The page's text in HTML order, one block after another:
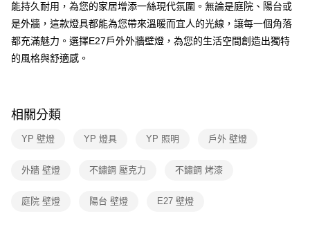
【關於「AFTEE先享後付」】
AFTEE先享後付是「在收到商品之後才付款」的支付方式。 讓您購物簡單
便利好安心！
１．簡單：不需註冊會員、不需綁卡、不需儲值。
２．便利：只要手機號碼，簡訊認證，即可結帳。
結帳頁面，進行簡訊認證並確認金額後，即可完成結帳。
３．收到繳費通知簡訊後14天內，點擊此簡訊中的連結，可透過四大超商／
※ 請注意：結帳手續完成當下不需立刻繳費，但若您需要取消訂單，請聯絡
※ 交易是否成功請以「AFTEE先享後付 」之結帳頁面顯示為準，若有關於
能持久耐用，為您的家居增添一絲現代氛圍。無論是庭院、陽台或
是外牆，這款燈具都能為您帶來溫暖而宜人的光線，讓每一個角落
都充滿魅力。選擇E27戶外外牆壁燈，為您的生活空間創造出獨特
的風格與舒適感。
相關分類
YP 壁燈 YP 燈具 YP 照明 戶外 壁燈
外牆 壁燈 不鏽鋼 壓克力 不鏽鋼 烤漆
庭院 壁燈 陽台 壁燈 E27 壁燈